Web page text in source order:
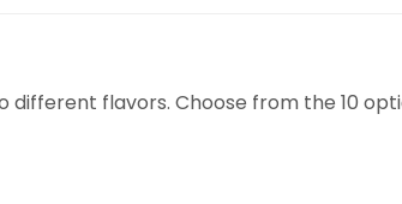
different flavors. Choose from the 10